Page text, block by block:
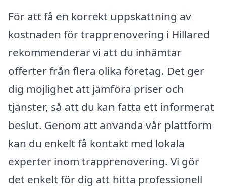
För att få en korrekt uppskattning av
kostnaden för trapprenovering i Hillared
rekommenderar vi att du inhämtar
offerter från flera olika företag. Det ger
dig möjlighet att jämföra priser och
tjänster, så att du kan fatta ett informerat
beslut. Genom att använda vår plattform
kan du enkelt få kontakt med lokala
experter inom trapprenovering. Vi gör
det enkelt för dig att hitta professionell